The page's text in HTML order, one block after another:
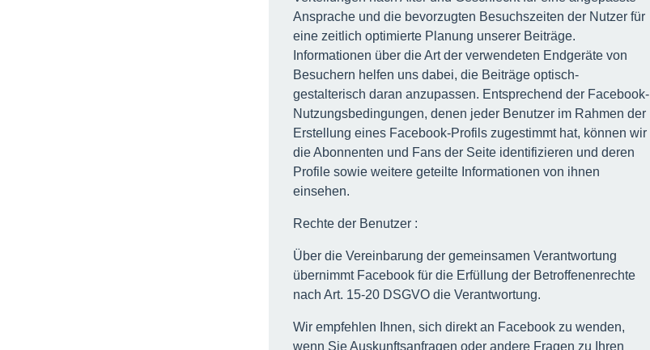
Ansprache und die bevorzugten Besuchszeiten der Nutzer für
eine zeitlich optimierte Planung unserer Beiträge.
Informationen über die Art der verwendeten Endgeräte von
Besuchern helfen uns dabei, die Beiträge optisch-
gestalterisch daran anzupassen. Entsprechend der Facebook-
Nutzungsbedingungen, denen jeder Benutzer im Rahmen der
Erstellung eines Facebook-Profils zugestimmt hat, können wir
die Abonnenten und Fans der Seite identifizieren und deren
Profile sowie weitere geteilte Informationen von ihnen
einsehen.
Rechte der Benutzer :
Über die Vereinbarung der gemeinsamen Verantwortung
übernimmt Facebook für die Erfüllung der Betroffenenrechte
nach Art. 15-20 DSGVO die Verantwortung.
Wir empfehlen Ihnen, sich direkt an Facebook zu wenden,
wenn Sie Auskunftsanfragen oder andere Fragen zu Ihren